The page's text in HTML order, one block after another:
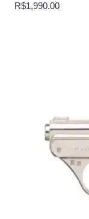
R$1,990.00